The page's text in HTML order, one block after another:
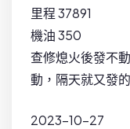
里程 37891
機油 350
查修熄火後發不
動，隔天就又發
2023-10-27